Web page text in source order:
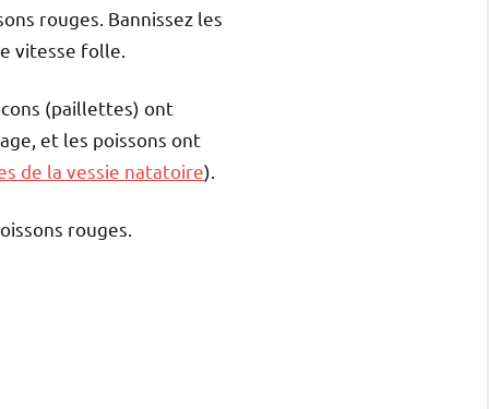
rouges. Bannissez les
vitesse folle.
(paillettes) ont
et les poissons ont
de la vessie natatoire).
rouges.